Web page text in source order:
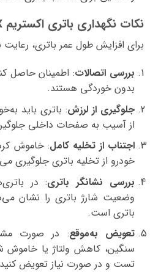
نکات نگهداری باتری اکستریم VX
برای افزایش طول عمر باتری،
بررسی اتصالات: اطمینان حاصل
بدون خوردگی هستند.
جلوگیری از لرزش: باتری باید
از آسیب به صفحات داخلی
اجتناب از تخلیه کامل: خاموش
خودرو از تخلیه باتری جلوگیری
بررسی نشانگر باتری: در
وضعیت شارژ باتری را نشان
باتری است.
تعویض به‌موقع: در صورت
سنگین، کاهش ولتاژ یا خاموش
تست و در صورت نیاز تعویض